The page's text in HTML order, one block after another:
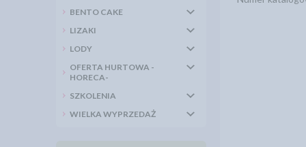
BENTO CAKE
LIZAKI
LODY
OFERTA HURTOWA -
HORECA-
SZKOLENIA
WIELKA WYPRZEDAŻ